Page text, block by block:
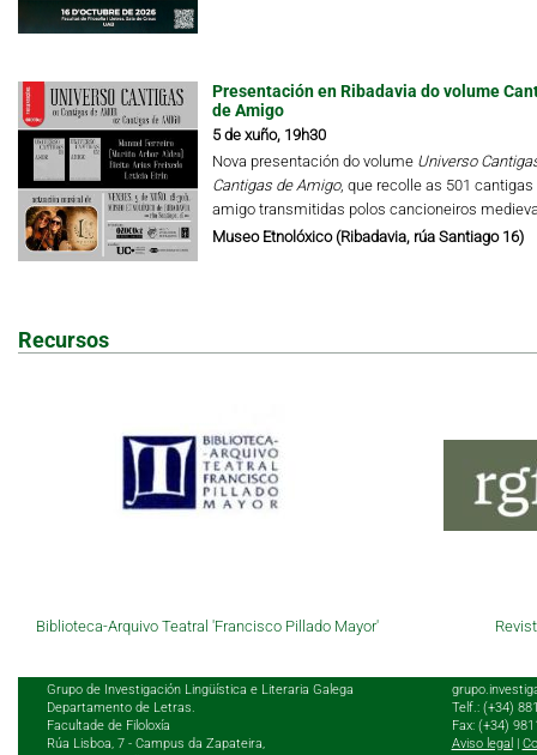
Presentación en Ribadavia do volume
de Amigo
5 de xuño, 19h30
Nova presentación do volume Universo
Cantigas de Amigo, que recolle as 501 cantigas
amigo transmitidas polos cancioneiros
Museo Etnolóxico (Ribadavia, rúa Santiago 16)
Recursos
Biblioteca-Arquivo Teatral 'Francisco Pillado Mayor'
Grupo de Investigación Lingüística e Literaria Galega
Departamento de Letras.
Facultade de Filoloxía
Rúa Lisboa, 7 - Campus da Zapateira,
Telf.: (+34)
Fax: (+34)
Aviso legal |